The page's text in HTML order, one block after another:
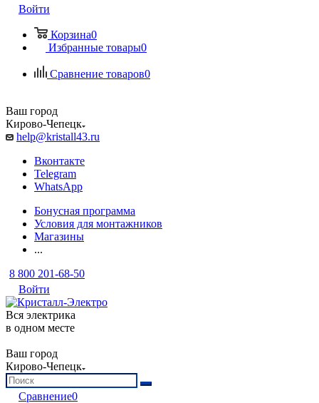
Войти
Корзина0
Избранные товары0
Сравнение товаров0
Ваш город
Кирово-Чепецк
help@kristall43.ru
Вконтакте
Telegram
WhatsApp
Бонусная программа
Условия для монтажников
Магазины
...
8 800 201-68-50
Войти
Вся электрика
в одном месте
Ваш город
Кирово-Чепецк
Сравнение0